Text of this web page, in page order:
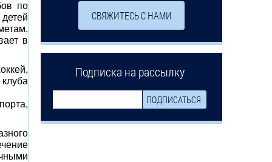
по
в
СВЯЖИТЕСЬ С НАМИ
Подписка на рассылку